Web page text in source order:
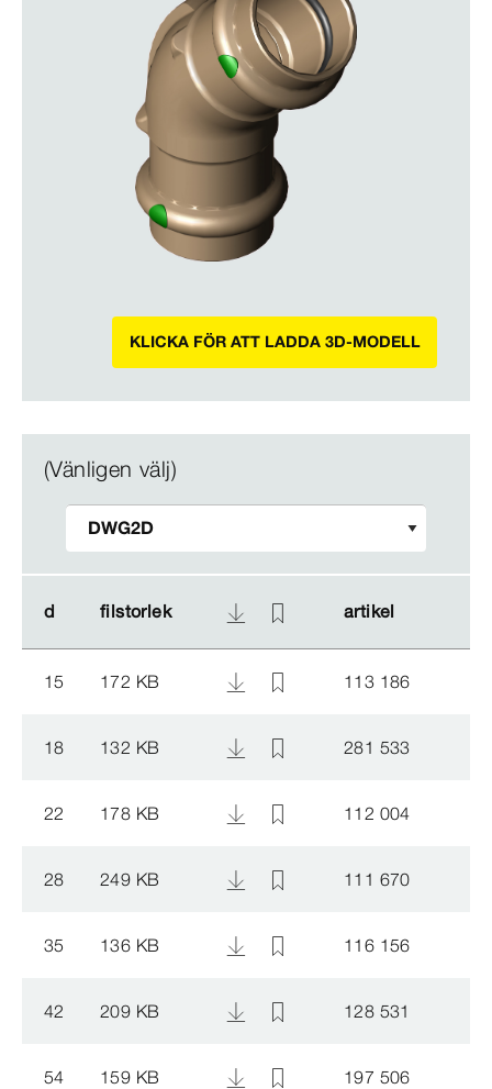
KLICKA FÖR ATT LADDA 3D-MODELL
(Vänligen välj)
d filstorlek artikel
d filstorlek artikel
15 172 KB 113 186
18 132 KB 281 533
22 178 KB 112 004
28 249 KB 111 670
35 136 KB 116 156
42 209 KB 128 531
54 159 KB 197 506